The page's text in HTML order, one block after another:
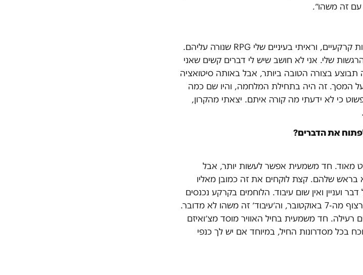
זה משהו״.
״הייתה טיסה שהיינו צריכים להגן על כוחות קרקעיים, וראיתי בעיניים שלי RPG שנורה עליהם.
שלי. אני לא חושב שיש לי דברים קשים שאני
בצורה הטובה ביותר, אבל באותה סיטואציה
המסך. זה היה בתחילת המלחמה, והיו שם כמה
כי לא ידעתי מה קורה איתם. יצאתי מהקרון,
את הדברים?
מאוד. חד משמעית אפשר לעשות יותר, אבל
בראש שלהם. קצת לוקחים את זה כמובן מאליו
ועניין ואין שום עיבוד. הלוחמים בקרקע נכנסים
לסבב ויוצאים לעיבוד, אבל אנחנו בסבב רצוף מה-7 באוקטובר, וה׳עיבוד׳ זה משהו לא מדובר.
רעילה. חד משמעית בחיל האוויר מוסד מצ׳ואיזם
בכל מסדרונות החיל, במיוחד אם יש לך כנפי